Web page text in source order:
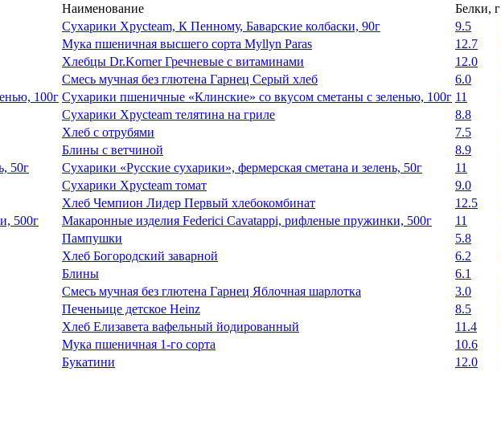
Наименование Белки, г
Сухарики Хрусteam, К Пенному, Баварские колбаски, 90г
9.5
Мука пшеничная высшего сорта Myllyn Paras
12.7
Хлебцы Dr.Korner Гречневые с витаминами
12.0
Смесь мучная без глютена Гарнец Серый хлеб
6.0
Сухарики пшеничные «Клинские» со вкусом сметаны с зеленью, 100г 11
Сухарики Хрусteam телятина на гриле
8.8
Хлеб с отрубями
7.5
Блины с ветчиной
8.9
Сухарики «Русские сухарики», фермерская сметана и зелень, 50г
11
Сухарики Хрусteam томат
9.0
Хлеб Чемпион Лидер Первый хлебокомбинат
12.5
Макаронные изделия Federici Cavatappi, рифленые пружинки, 500г
11
Пампушки
5.8
Хлеб Богородский заварной
6.2
Блины
6.1
Смесь мучная без глютена Гарнец Яблочная шарлотка
3.0
Печеньице детское Heinz
8.5
Хлеб Елизавета вафельный йодированный
11.4
Мука пшеничная 1-го сорта
10.6
Букатини
12.0